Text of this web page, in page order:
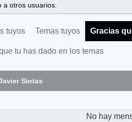
a otros usuarios.
tuyos Temas tuyos Gracias
tu has dado en los temas
Sintas
No hay